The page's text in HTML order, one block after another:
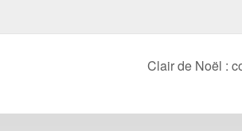
Clair de Noël :